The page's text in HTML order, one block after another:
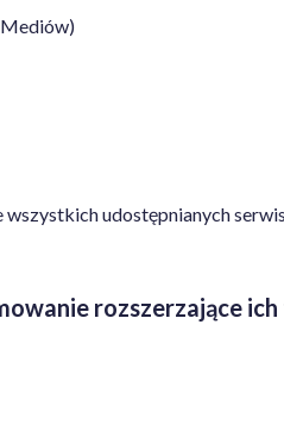
udostępnianych
rozszerzające